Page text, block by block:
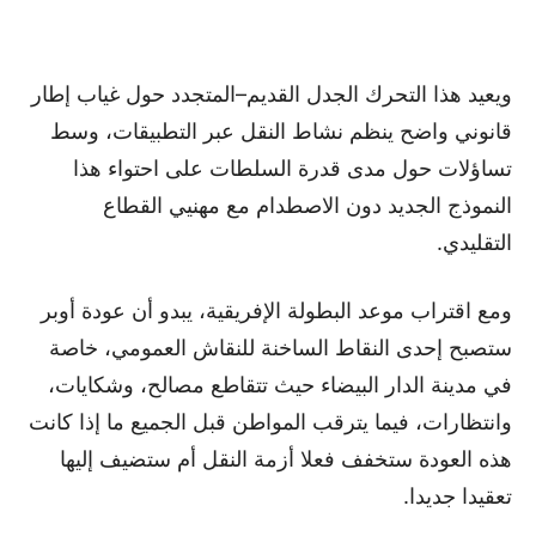
ويعيد هذا التحرك الجدل القديم–المتجدد حول غياب إطار
قانوني واضح ينظم نشاط النقل عبر التطبيقات، وسط
تساؤلات حول مدى قدرة السلطات على احتواء هذا
النموذج الجديد دون الاصطدام مع مهنيي القطاع
التقليدي.
ومع اقتراب موعد البطولة الإفريقية، يبدو أن عودة أوبر
ستصبح إحدى النقاط الساخنة للنقاش العمومي، خاصة
في مدينة الدار البيضاء حيث تتقاطع مصالح، وشكايات،
وانتظارات، فيما يترقب المواطن قبل الجميع ما إذا كانت
هذه العودة ستخفف فعلا أزمة النقل أم ستضيف إليها
تعقيدا جديدا.